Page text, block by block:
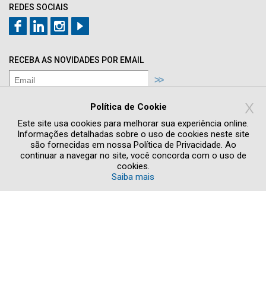
REDES SOCIAIS
RECEBA AS NOVIDADES POR EMAIL
Quero receber novidades e promoções
Política de Cookie X
Este site usa cookies para melhorar sua experiência online.
Informações detalhadas sobre o uso de cookies neste site
são fornecidas em nossa Política de Privacidade. Ao
continuar a navegar no site, você concorda com o uso de
cookies.
Saiba mais